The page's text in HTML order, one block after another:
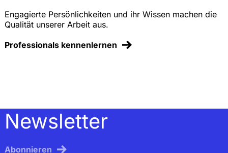
Engagierte Persönlichkeiten und ihr Wissen machen die
Qualität unserer Arbeit aus.
Professionals kennenlernen
Newsletter
Abonnieren